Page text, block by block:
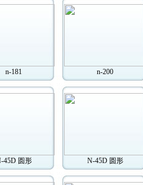
n-181 n-200
45D 圆形 N-45D 圆形